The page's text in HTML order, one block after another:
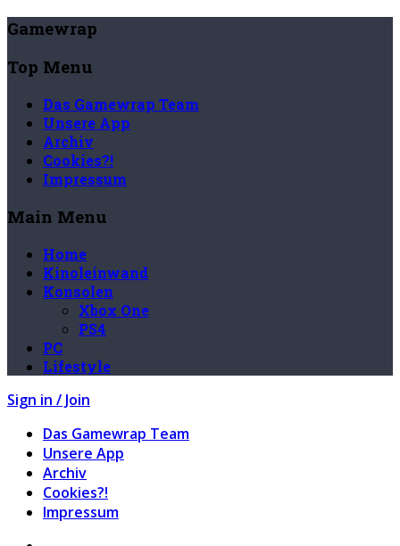
Gamewrap
Top Menu
Das Gamewrap Team
Unsere App
Archiv
Cookies?!
Impressum
Main Menu
Home
Kinoleinwand
Konsolen
Xbox One
PS4
PC
Lifestyle
Sign in / Join
Das Gamewrap Team
Unsere App
Archiv
Cookies?!
Impressum